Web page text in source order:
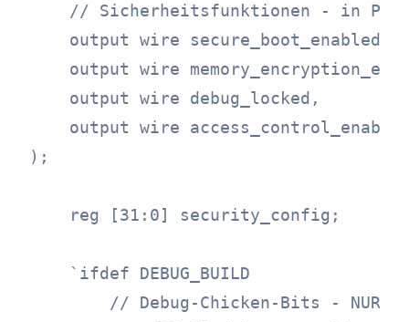
// Sicherheitsfunktionen - in
    output wire secure_boot_enabled,
output wire
    output wire debug_locked,
output wire
);
    reg [31:0] security_config;
    `ifdef DEBUG_BUILD
// Debug-Chicken-Bits - NUR